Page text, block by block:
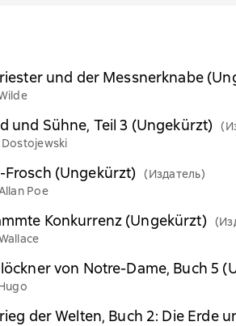
und der Messnerknabe
und Sühne, Teil 3 (Ungekürzt)
Frosch (Ungekürzt) (Издатель)
Poe
Konkurrenz (Ungekürzt)
von Notre-Dame, Buch 5
der Welten, Buch 2: Die Erde